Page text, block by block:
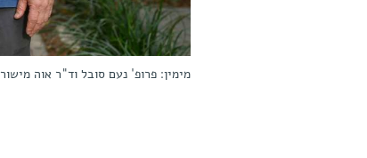
מימין: פרופ' נעם סובל וד"ר אוה מישור